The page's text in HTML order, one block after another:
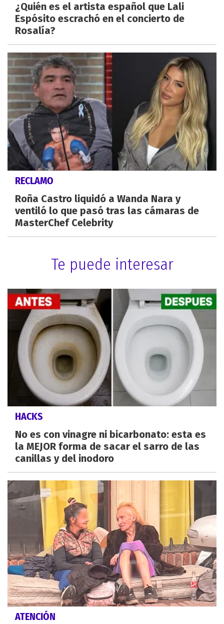
¿Quién es el artista español que Lali
Espósito escrachó en el concierto de
Rosalía?
RECLAMO
Roña Castro liquidó a Wanda Nara y
ventiló lo que pasó tras las cámaras de
MasterChef Celebrity
Te puede interesar
HACKS
No es con vinagre ni bicarbonato: esta es
la MEJOR forma de sacar el sarro de las
canillas y del inodoro
ATENCIÓN